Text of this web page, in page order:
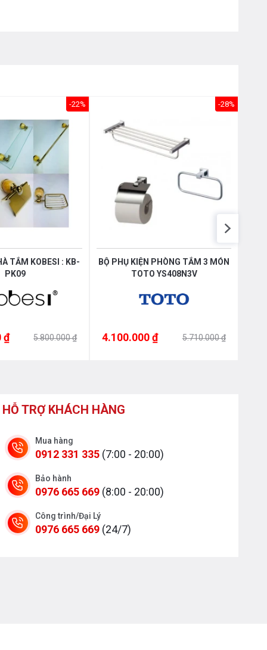
-22%
TẮM KOBESI : KB-
PK09
₫ 5.800.000 ₫
-28%
BỘ PHỤ KIỆN PHÒNG TẮM 3 MÓN
TOTO YS408N3V
4.100.000 ₫ 5.710.000 ₫
HỖ TRỢ KHÁCH HÀNG
Mua hàng
0912 331 335 (7:00 - 20:00)
Bảo hành
0976 665 669 (8:00 - 20:00)
Công trình/Đại Lý
0976 665 669 (24/7)